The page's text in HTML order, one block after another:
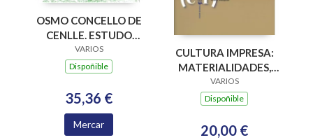
OSMO CONCELLO DE
CENLLE. ESTUDO
PARA A
INTERVENCION NO
VARIOS
Dispoñible
35,36 €
Mercar
CULTURA IMPRESA:
MATERIALIDADES,
PARADIGMAS E
RETOS EPISTÉMICOS
VARIOS
Dispoñible
20,00 €